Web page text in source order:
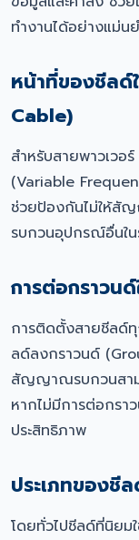
ทำงานได้อย่างแม่น
หน้าที่ของชีลด์
Cable)
สำหรับสายพาวเวอ
(Variable
ช่วยป้องกันไม่ให้สั
รบกวนอุปกรณ์อื่นใน
การต่อกราวน
การติดตั้งสายชีลด์
ลด์ลงกราวนด์
สัญญาณรบกวนสาม
หากไม่มีการต่อกรา
ประสิทธิภาพ
ประเภทของชี
โดยทั่วไปชีลด์ที่นิยม